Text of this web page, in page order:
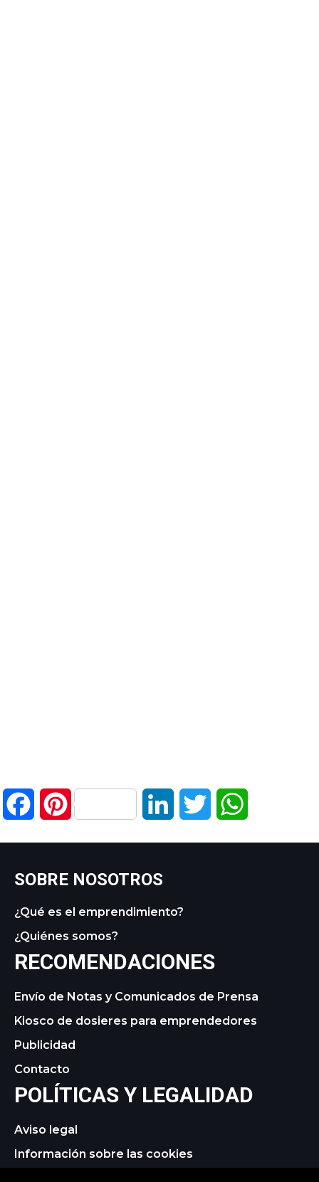
FacebookPinterest LinkedIn Twitter
SOBRE NOSOTROS
¿Qué es el emprendimiento?
¿Quiénes somos?
RECOMENDACIONES
Envío de Notas y Comunicados de Prensa
Kiosco de dosieres para emprendedores
Publicidad
Contacto
POLÍTICAS Y LEGALIDAD
Aviso legal
Información sobre las cookies